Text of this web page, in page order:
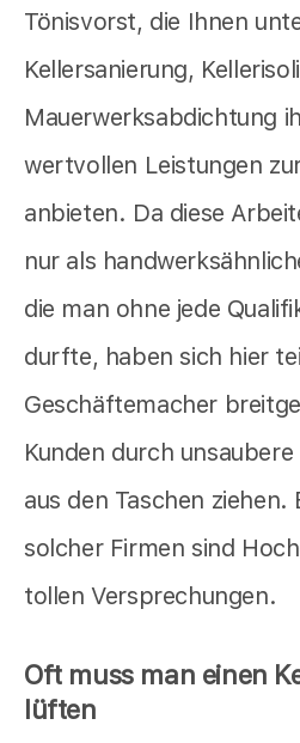
Tönisvorst, die Ihnen
Kellersanierung,
Mauerwerksabdichtung
wertvollen Leistungen
anbieten. Da diese
nur als
die man ohne jede
durfte, haben sich hier
Geschäftemacher
Kunden durch
aus den Taschen ziehen.
solcher Firmen sind
tollen Versprechungen.
Oft muss man einen
lüften